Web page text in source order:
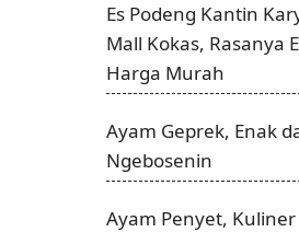
Es Podeng Kantin
Mall Kokas, Rasanya
Harga Murah
Ayam Geprek, Enak
Ngebosenin
Ayam Penyet,